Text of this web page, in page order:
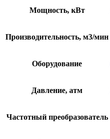
Мощность, кВт
Производительность, м3/мин
Оборудование
Давление, атм
Частотный преобразователь